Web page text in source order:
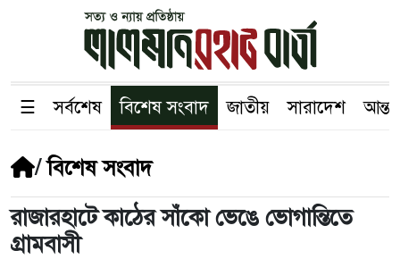
☰ সর্বশেষ বিশেষ সংবাদ জাতীয় সারাদেশ
/বিশেষ সংবাদ
রাজারহাটে কাঠের সাঁকো ভেঙে ভোগান্তিতে
গ্রামবাসী